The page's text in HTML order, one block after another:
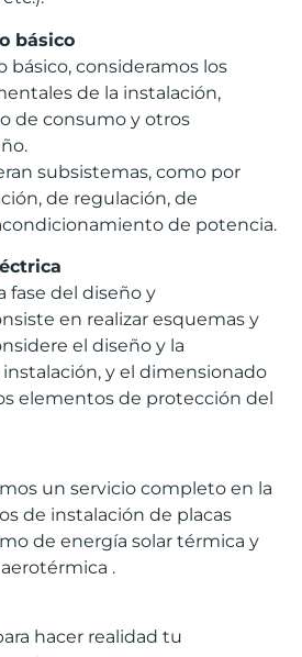
básico
básico, consideramos los
de la instalación,
de consumo y otros
subsistemas, como por
de regulación, de
de potencia.
fase del diseño y
en realizar esquemas y
el diseño y la
y el dimensionado
elementos de protección del
un servicio completo en la
de instalación de placas
de energía solar térmica y
aerotérmica .
hacer realidad tu